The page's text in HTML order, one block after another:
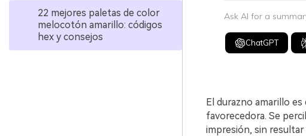
22 mejores paletas de color
melocotón amarillo: códigos
hex y consejos
Ask AI for a
ChatGPT
El durazno amarillo
favorecedora. Se
impresión, sin